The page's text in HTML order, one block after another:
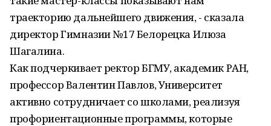
траекторию дальнейшего движения, - сказала
директор Гимназии №17 Белорецка Илюза
Шагалина.
Как подчеркивает ректор БГМУ, академик РАН,
профессор Валентин Павлов, Университет
активно сотрудничает со школами, реализуя
профориентационные программы, которые